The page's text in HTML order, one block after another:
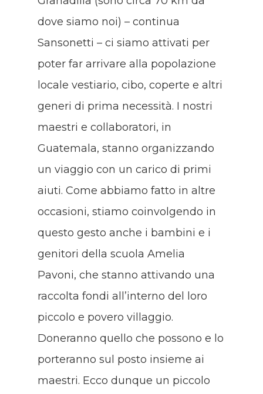
dove siamo noi) – continua
Sansonetti – ci siamo attivati per
poter far arrivare alla popolazione
locale vestiario, cibo, coperte e altri
generi di prima necessità. I nostri
maestri e collaboratori, in
Guatemala, stanno organizzando
un viaggio con un carico di primi
aiuti. Come abbiamo fatto in altre
occasioni, stiamo coinvolgendo in
questo gesto anche i bambini e i
genitori della scuola Amelia
Pavoni, che stanno attivando una
raccolta fondi all’interno del loro
piccolo e povero villaggio.
Doneranno quello che possono e lo
porteranno sul posto insieme ai
maestri. Ecco dunque un piccolo